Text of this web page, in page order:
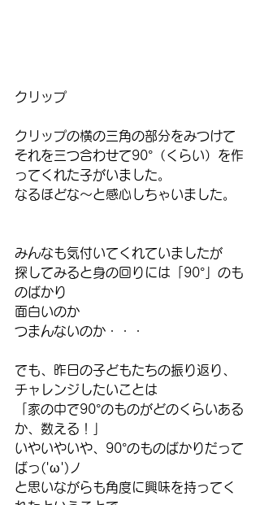
クリップ
クリップの横の三角の部分をみつけて
それを三つ合わせて90°（くらい）を作
ってくれた子がいました。
なるほどな～と感心しちゃいました。
みんなも気付いてくれていましたが
探してみると身の回りには「90°」のも
のばかり
面白いのか
つまんないのか・・・
でも、昨日の子どもたちの振り返り、
チャレンジしたいことは
「家の中で90°のものがどのくらいある
か、数える！」
いやいやいや、90°のものばかりだって
ばっ('ω')ノ
と思いながらも角度に興味を持ってく